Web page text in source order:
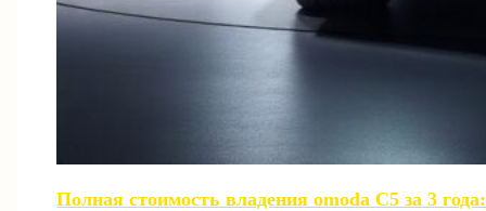
Полная стоимость владения omoda C5 за 3